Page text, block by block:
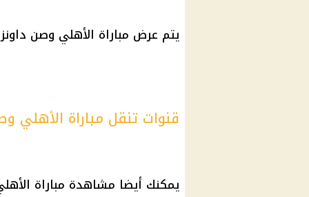
يتم عرض مباراة الأهلي وصن
قنوات تنقل مباراة الأهلي
يمكنك أيضا مشاهدة مباراة